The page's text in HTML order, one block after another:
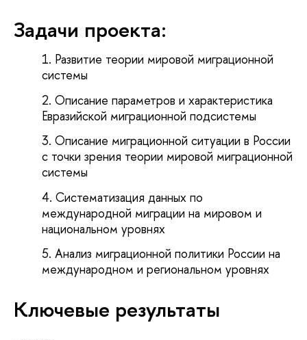
Задачи проекта:
Развитие теории мировой миграционной
системы
Описание параметров и характеристика
Евразийской миграционной подсистемы
Описание миграционной ситуации в России
с точки зрения теории мировой миграционной
системы
Систематизация данных по
международной миграции на мировом и
национальном уровнях
Анализ миграционной политики России на
международном и региональном уровнях
Ключевые результаты